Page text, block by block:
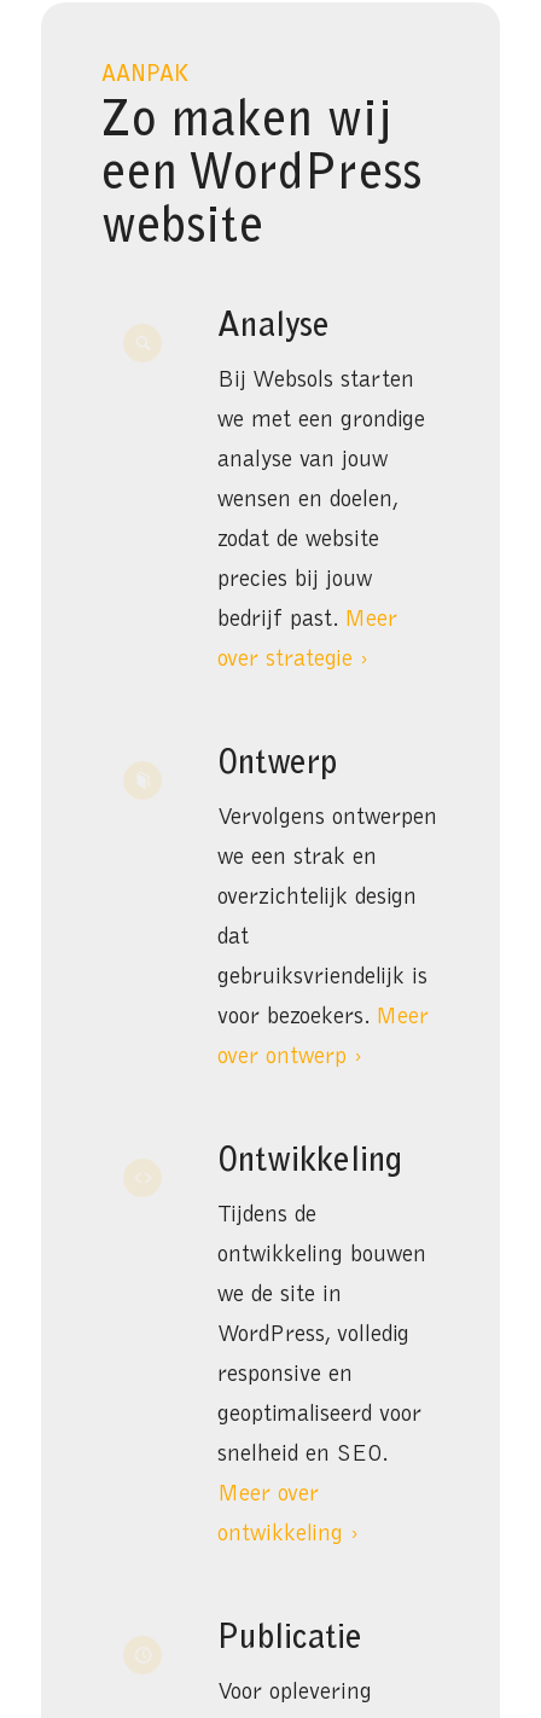
AANPAK
Zo maken wij
een WordPress
website
Analyse
Bij Websols starten
we met een grondige
analyse van jouw
wensen en doelen,
zodat de website
precies bij jouw
bedrijf past. Meer
over strategie ›
Ontwerp
Vervolgens ontwerpen
we een strak en
overzichtelijk design
dat
gebruiksvriendelijk is
voor bezoekers. Meer
over ontwerp ›
Ontwikkeling
Tijdens de
ontwikkeling bouwen
we de site in
WordPress, volledig
responsive en
geoptimaliseerd voor
snelheid en SEO.
Meer over
ontwikkeling ›
Publicatie
Voor oplevering